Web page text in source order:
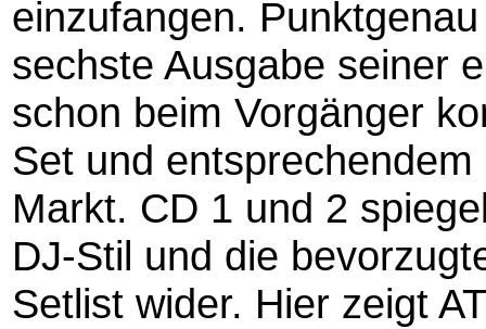
einzufangen.
sechste Ausgabe seiner
schon beim Vorgänger
Set und
Markt. CD 1 und 2
DJ-Stil und die
Setlist wider. Hier zeigt